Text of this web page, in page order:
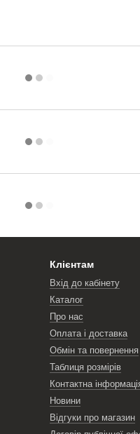
Клієнтам
Вхід до кабінету
Каталог
Про нас
Оплата і доставка
Обмін та повернення
Таблиця розмірів
Контактна
Новини
Відгуки про магазин